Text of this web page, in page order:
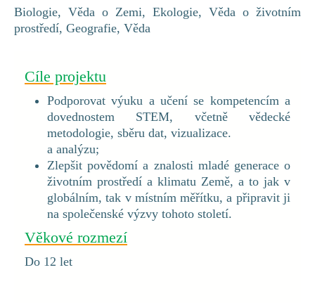
Biologie, Věda o Zemi, Ekologie, Věda o životním
prostředí, Geografie, Věda
Cíle projektu
Podporovat výuku a učení se kompetencím a
dovednostem STEM, včetně vědecké
metodologie, sběru dat, vizualizace.
a analýzu;
Zlepšit povědomí a znalosti mladé generace o
životním prostředí a klimatu Země, a to jak v
globálním, tak v místním měřítku, a připravit ji
na společenské výzvy tohoto století.
Věkové rozmezí
Do 12 let